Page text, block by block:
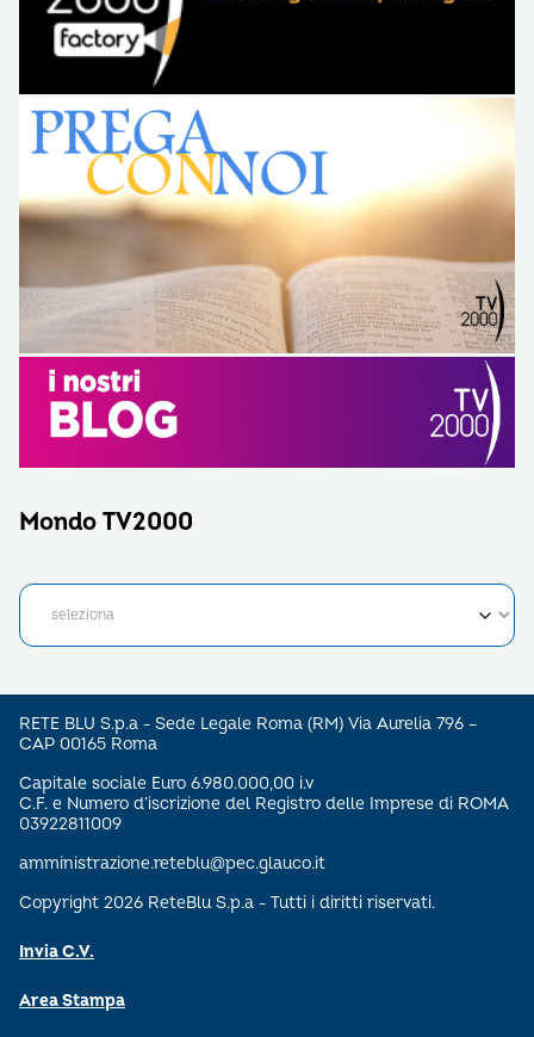
Mondo TV2000
RETE BLU S.p.a - Sede Legale Roma (RM) Via Aurelia 796 –
CAP 00165 Roma
Capitale sociale Euro 6.980.000,00 i.v
C.F. e Numero d’iscrizione del Registro delle Imprese di ROMA
03922811009
amministrazione.reteblu@pec.glauco.it
Copyright 2026 ReteBlu S.p.a - Tutti i diritti riservati.
Invia C.V.
Area Stampa